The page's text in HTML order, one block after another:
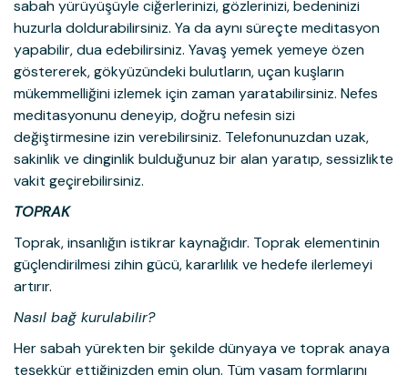
sabah yürüyüşüyle ciğerlerinizi, gözlerinizi, bedeninizi
huzurla doldurabilirsiniz. Ya da aynı süreçte meditasyon
yapabilir, dua edebilirsiniz. Yavaş yemek yemeye özen
göstererek, gökyüzündeki bulutların, uçan kuşların
mükemmelliğini izlemek için zaman yaratabilirsiniz. Nefes
meditasyonunu deneyip, doğru nefesin sizi
değiştirmesine izin verebilirsiniz. Telefonunuzdan uzak,
sakinlik ve dinginlik bulduğunuz bir alan yaratıp, sessizlikte
vakit geçirebilirsiniz.
TOPRAK
Toprak, insanlığın istikrar kaynağıdır. Toprak elementinin
güçlendirilmesi zihin gücü, kararlılık ve hedefe ilerlemeyi
artırır.
Nasıl bağ kurulabilir?
Her sabah yürekten bir şekilde dünyaya ve toprak anaya
teşekkür ettiğinizden emin olun. Tüm yaşam formlarını